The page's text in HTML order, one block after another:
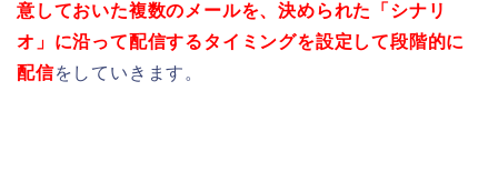
意しておいた複数のメールを、決められた「シナリ
オ」に沿って配信するタイミングを設定して段階的に
配信をしていきます。